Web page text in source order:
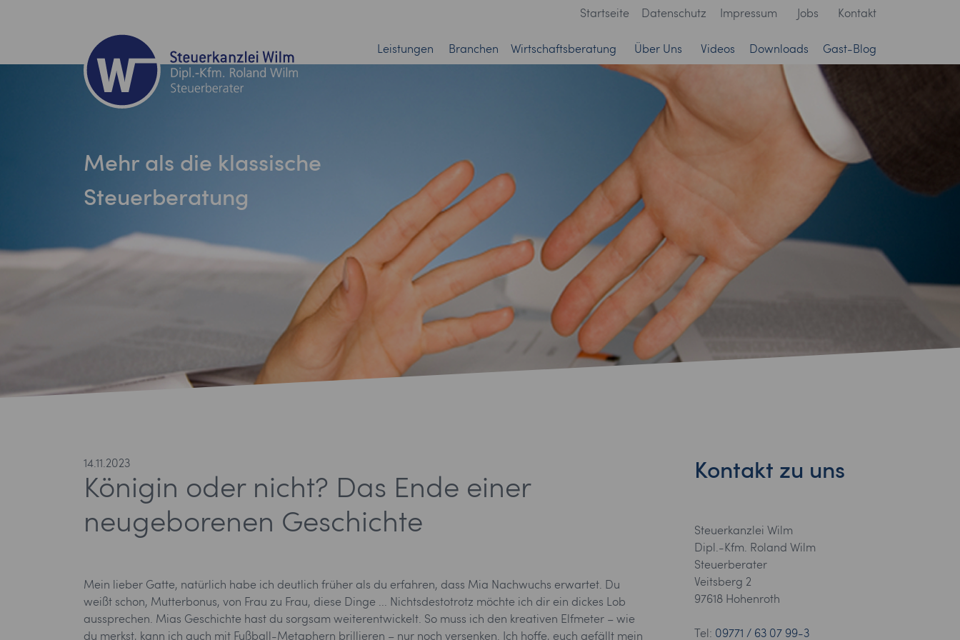
Startseite Datenschutz Impressum Jobs Kontakt
Leistungen Branchen Wirtschaftsberatung Über Uns Videos Downloads Gast-Blog
Mehr als die klassische
Steuerberatung
14.11.2023
Königin oder nicht? Das Ende einer
neugeborenen Geschichte
Mein lieber Gatte, natürlich habe ich deutlich früher als du erfahren, dass Mia Nachwuchs erwartet. Du
weißt schon, Mutterbonus, von Frau zu Frau, diese Dinge ... Nichtsdestotrotz möchte ich dir ein dickes Lob
aussprechen. Mias Geschichte hast du sorgsam weiterentwickelt. So muss ich den kreativen Elfmeter – wie
du merkst, kann ich auch mit Fußball-Metaphern brillieren – nur noch versenken. Ich hoffe, euch gefällt mein
Kontakt zu uns
Steuerkanzlei Wilm
Dipl.-Kfm. Roland Wilm
Steuerberater
Veitsberg 2
97618 Hohenroth
Tel: 09771 / 63 07 99-3